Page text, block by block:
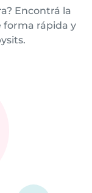
Encontrá la
forma rápida y